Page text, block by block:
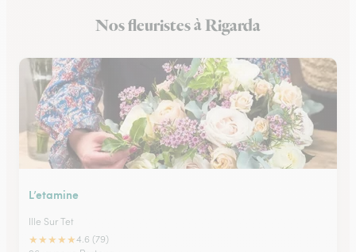
Fleuristes au BoulouNos fleuristes à Rigarda
L’etamine
Ille Sur Tet
★★★★★4.6 (79)